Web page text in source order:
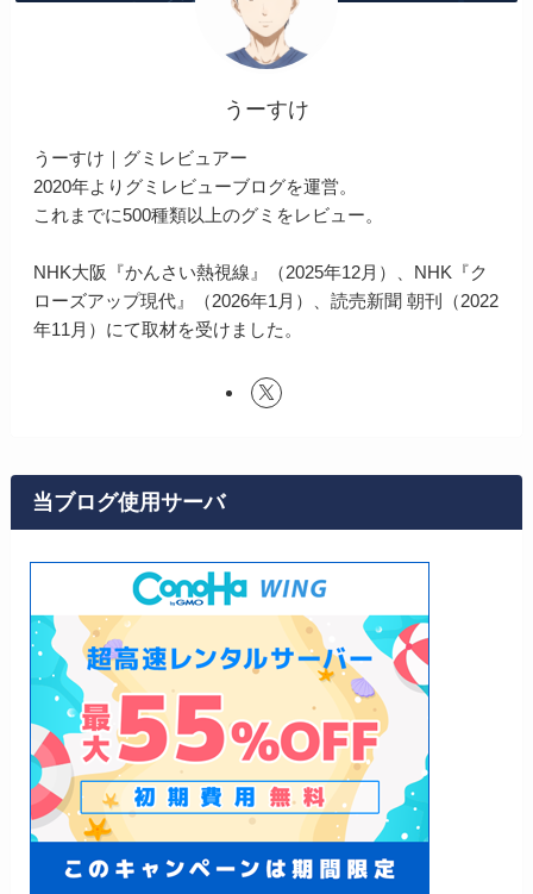
うーすけ
うーすけ｜グミレビュアー
2020年よりグミレビューブログを運営。
これまでに500種類以上のグミをレビュー。
NHK大阪『かんさい熱視線』（2025年12月）、NHK『ク
ローズアップ現代』（2026年1月）、読売新聞 朝刊（2022
年11月）にて取材を受けました。
当ブログ使用サーバ